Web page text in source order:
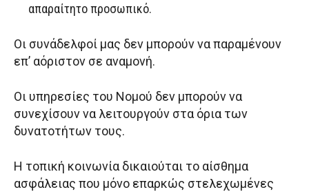
απαραίτητο προσωπικό.
Οι συνάδελφοί μας δεν μπορούν να παραμένουν
επ’ αόριστον σε αναμονή.
Οι υπηρεσίες του Νομού δεν μπορούν να
συνεχίσουν να λειτουργούν στα όρια των
δυνατοτήτων τους.
Η τοπική κοινωνία δικαιούται το αίσθημα
ασφάλειας που μόνο επαρκώς στελεχωμένες